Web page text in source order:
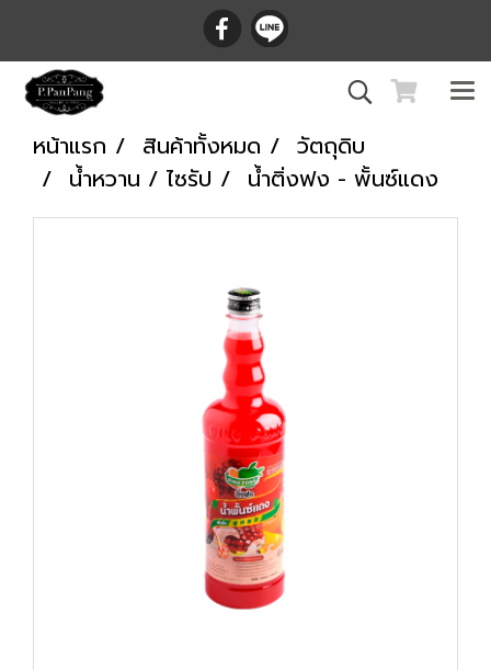
หน้าแรก สินค้าทั้งหมด
วัตถุดิบ
น้ำหวาน / ไซรัป
น้ำติ่งฟง - พั้นซ์แดง